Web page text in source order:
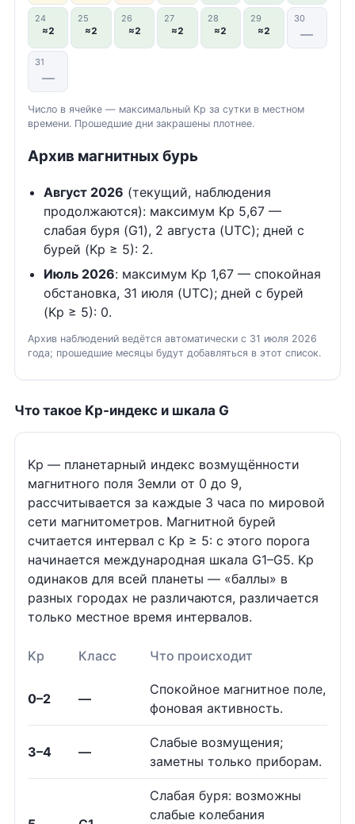
24
≈2
25
≈2
26
≈2
27
≈2
28
≈2
29
≈2
30
—
31
—
Число в ячейке — максимальный Kp за сутки в местном
времени. Прошедшие дни закрашены плотнее.
Архив магнитных бурь
Август 2026 (текущий, наблюдения
продолжаются): максимум Kp 5,67 —
слабая буря (G1), 2 августа (UTC); дней с
бурей (Kp ≥ 5): 2.
Июль 2026: максимум Kp 1,67 — спокойная
обстановка, 31 июля (UTC); дней с бурей
(Kp ≥ 5): 0.
Архив наблюдений ведётся автоматически с 31 июля 2026
года; прошедшие месяцы будут добавляться в этот список.
Что такое Kp-индекс и шкала G
Kp — планетарный индекс возмущённости
магнитного поля Земли от 0 до 9,
рассчитывается за каждые 3 часа по мировой
сети магнитометров. Магнитной бурей
считается интервал с Kp ≥ 5: с этого порога
начинается международная шкала G1–G5. Kp
одинаков для всей планеты — «баллы» в
разных городах не различаются, различается
только местное время интервалов.
Kp Класс Что происходит
0–2 —
Спокойное магнитное поле,
фоновая активность.
3–4 —
Слабые возмущения;
заметны только приборам.
Слабая буря: возможны
слабые колебания